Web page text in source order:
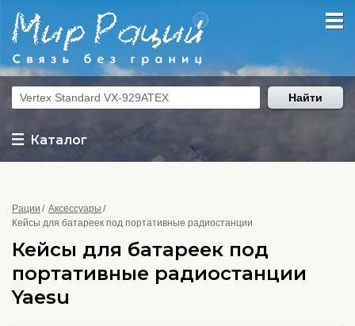
Каталог
Найти
Рации
Аксессуары
Кейсы для батареек под портативные радиостанции
Кейсы для батареек под
портативные радиостанции
Yaesu